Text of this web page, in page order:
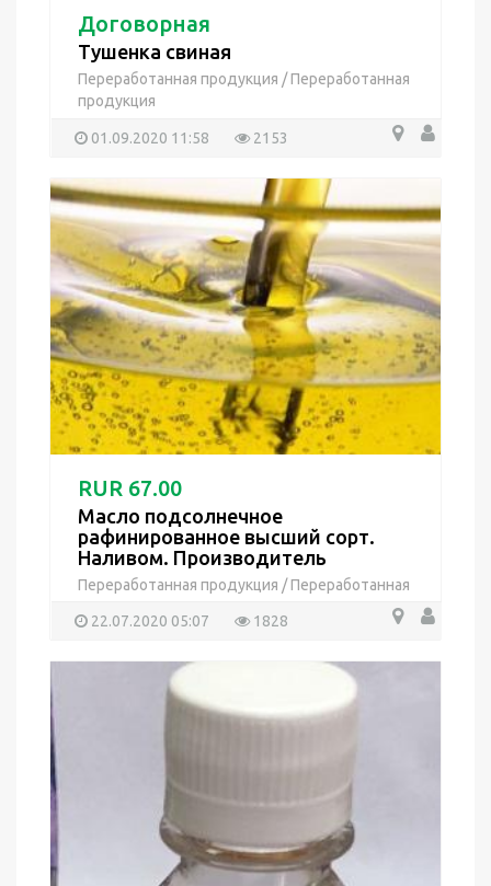
Договорная
Тушенка свиная
Переработанная продукция /Переработанная
продукция
01.09.2020 11:58 2153
RUR 67.00
Масло подсолнечное
рафинированное высший сорт.
Наливом. Производитель
Переработанная продукция /Переработанная
22.07.2020 05:07
1828